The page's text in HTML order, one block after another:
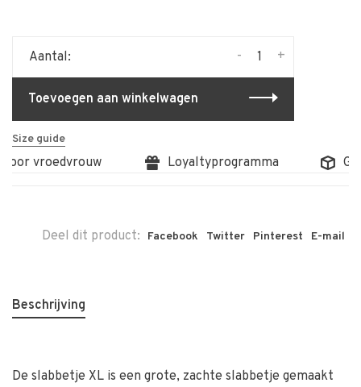
Aantal: +
-
Toevoegen aan winkelwagen
Size guide
vroedvrouw Loyaltyprogramma
Deel dit product: Facebook Twitter Pinterest E-mail
Beschrijving
De slabbetje XL is een grote, zachte slabbetje gemaakt